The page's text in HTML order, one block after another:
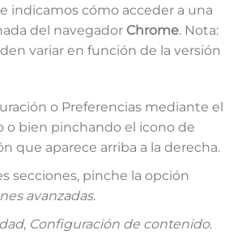
indicamos cómo acceder a una
del navegador Chrome. Nota:
variar en función de la versión
o Preferencias mediante el
o bien pinchando el icono de
que aparece arriba a la derecha.
secciones, pinche la opción
avanzadas.
, Configuración de contenido.